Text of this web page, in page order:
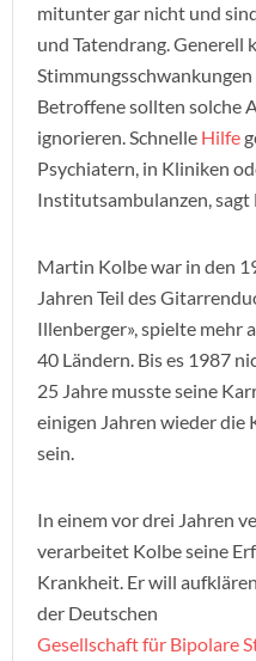
mitunter gar nicht und
und Tatendrang. Generell
Betroffene sollten solche
ignorieren. Schnelle Hilfe
Psychiatern, in Kliniken
Institutsambulanzen, sagt
Martin Kolbe war in den
Jahren Teil des
Illenberger», spielte mehr
40 Ländern. Bis es 1987
25 Jahre musste seine
einigen Jahren wieder die
sein.
In einem vor drei Jahren
verarbeitet Kolbe seine
Krankheit. Er will
der Deutschen
Gesellschaft für Bipolare